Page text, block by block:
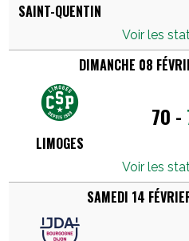
SAINT-QUENTIN
Voir les
LIMOGES
DIMANCHE 08
Voir les
70 -
SAMEDI 14